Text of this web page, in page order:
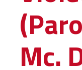
RESURSE
Mc.